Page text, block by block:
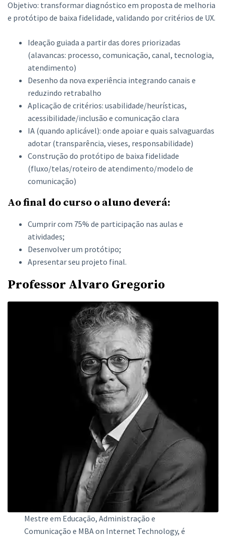
Objetivo: transformar diagnóstico em proposta de melhoria
e protótipo de baixa fidelidade, validando por critérios de UX.
Ideação guiada a partir das dores priorizadas
(alavancas: processo, comunicação, canal, tecnologia,
atendimento)
Desenho da nova experiência integrando canais e
reduzindo retrabalho
Aplicação de critérios: usabilidade/heurísticas,
acessibilidade/inclusão e comunicação clara
IA (quando aplicável): onde apoiar e quais salvaguardas
adotar (transparência, vieses, responsabilidade)
Construção do protótipo de baixa fidelidade
(fluxo/telas/roteiro de atendimento/modelo de
comunicação)
Ao final do curso o aluno deverá:
Cumprir com 75% de participação nas aulas e
atividades;
Desenvolver um protótipo;
Apresentar seu projeto final.
Professor Alvaro Gregorio
Mestre em Educação, Administração e
Comunicação e MBA on Internet Technology, é